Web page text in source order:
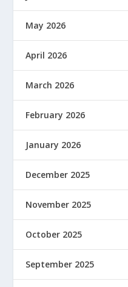
May 2026
April 2026
March 2026
February 2026
January 2026
December 2025
November 2025
October 2025
September 2025